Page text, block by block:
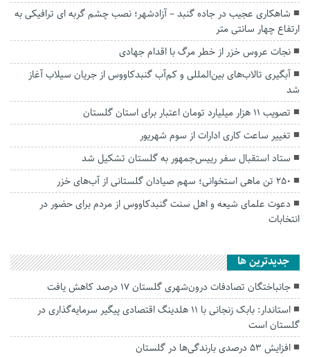
شاهکاری عجیب در جاده گنبد – آزادشهر؛ نصب چشم گربه ای ترافیکی به
ارتفاع چهار سانتی متر
نجات عروس خزر از خطر مرگ با اقدام جهادی
آبگیری تالاب‌های بین‌المللی و کم‌آب گنبدکاووس از جریان سیلاب آغاز
شد
تصویب ۱۱ هزار میلیارد تومان اعتبار برای استان گلستان
تغییر ساعت کاری ادارات از سوم شهریور
ستاد استقبال سفر رییس‌جمهور به گلستان تشکیل شد
۲۵۰ تن ماهی استخوانی؛ سهم صیادان گلستانی از آب‌های خزر
دعوت علمای شیعه و اهل سنت گنبدکاووس از مردم برای حضور در
انتخابات
جديدترين ها
جانباختگان تصادفات درون‌شهری گلستان ۱۷ درصد کاهش یافت
استاندار: بابک زنجانی با ۱۱ هلدینگ اقتصادی پیگیر سرمایه‌گذاری در
گلستان است
افزایش ۵۳ درصدی بارندگی‌ها در گلستان